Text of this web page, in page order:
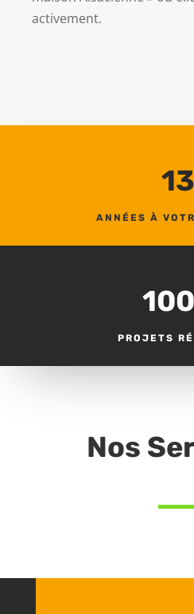
activement.
13
ANNÉES À
PROJETS
Nos